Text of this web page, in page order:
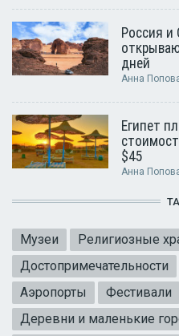
Россия и
дней
Анна
Египет
$45
Анна
Музеи
Религиозные
Достопримечательности
Аэропорты
Фестивали
Деревни и маленькие